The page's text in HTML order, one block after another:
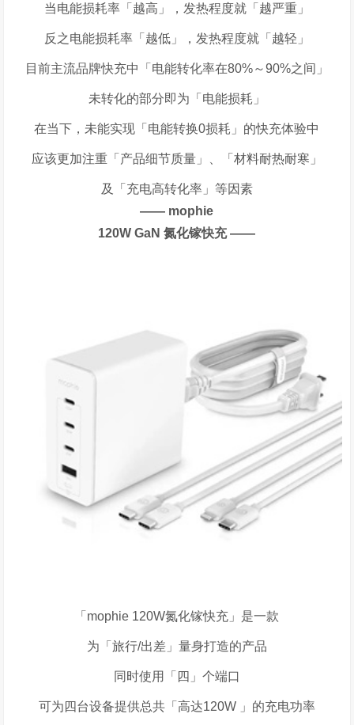
当电能损耗率「越高」，发热程度就「越严重」
反之电能损耗率「越低」，发热程度就「越轻」
目前主流品牌快充中「电能转化率在80%～90%之间」
未转化的部分即为「电能损耗」
在当下，未能实现「电能转换0损耗」的快充体验中
应该更加注重「产品细节质量」、「材料耐热耐寒」
及「充电高转化率」等因素
—— mophie
120W GaN氮化镓快充 ——
「 mophie 120W氮化镓快充」是一款
为「旅行/出差」量身打造的产品
同时使用「四」个端口
可为四台设备提供总共「高达120W 」的充电功率